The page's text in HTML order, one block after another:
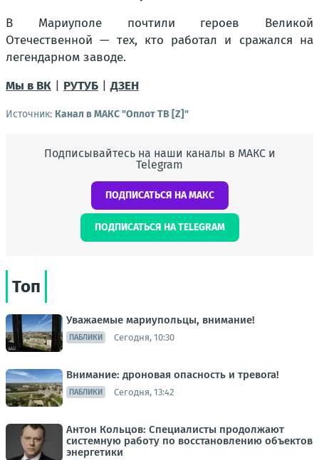
В Мариуполе почтили героев Великой
Отечественной — тех, кто работал и сражался на
легендарном заводе.
Мы в ВК
РУТУБ |ДЗЕН
Источник: Канал в МАКС "Оплот ТВ [Z]"
Подписывайтесь на наши каналы в МАКС и
Telegram
ПОДПИСАТЬСЯ НА МАКС
ПОДПИСАТЬСЯ НА TELEGRAM
Топ
Уважаемые мариупольцы, внимание!
ПАБЛИКИ Сегодня, 10:30
Внимание: дроновая опасность и тревога!
ПАБЛИКИ Сегодня, 13:42
Антон Кольцов: Специалисты продолжают
системную работу по восстановлению объектов
энергетики